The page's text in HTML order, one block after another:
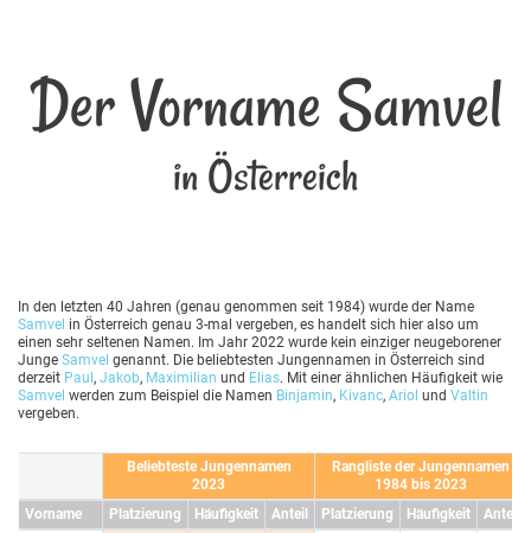
Der Vorname Samvel
in Österreich
In den letzten 40 Jahren (genau genommen seit 1984) wurde der Name
Samvel in Österreich genau 3-mal vergeben, es handelt sich hier also um
einen sehr seltenen Namen. Im Jahr 2022 wurde kein einziger neugeborener
Junge Samvel genannt. Die beliebtesten Jungennamen in Österreich sind
derzeit Paul, Jakob, Maximilian und Elias. Mit einer ähnlichen Häufigkeit wie
Samvel werden zum Beispiel die Namen Binjamin, Kivanc, Ariol und Valtin
vergeben.
Beliebteste Jungennamen
2023
Rangliste der Jungennamen
1984 bis 2023
Vorname
Platzierung Häufigkeit Anteil Platzierung Häufigkeit
Anteil